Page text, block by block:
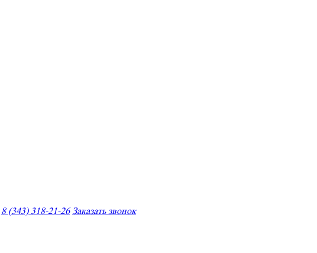
8 (343) 318-21-26 Заказать звонок